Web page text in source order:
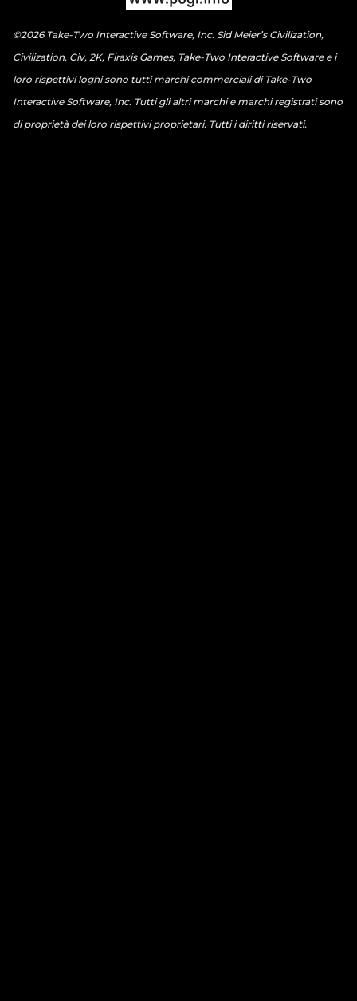
©2026 Take-Two Interactive Software, Inc. Sid Meier’s Civilization,
Civilization, Civ, 2K, Firaxis Games, Take-Two Interactive Software e i
loro rispettivi loghi sono tutti marchi commerciali di Take-Two
Interactive Software, Inc. Tutti gli altri marchi e marchi registrati sono
di proprietà dei loro rispettivi proprietari. Tutti i diritti riservati.